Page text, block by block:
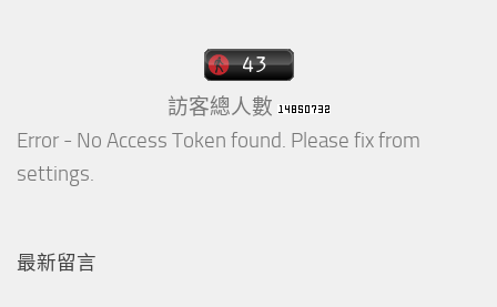
訪客總人數
Error - No Access Token found. Please fix from
settings.
最新留言